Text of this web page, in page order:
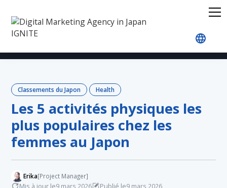
Les 5
Classements du Japon Health
Les 5 activités physiques les
plus populaires chez les
femmes au Japon
Erika[Project Manager]
9 mars 2026 9 mars 2026